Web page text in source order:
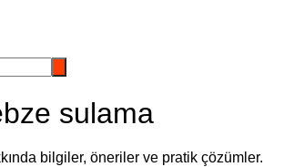
sulama
bilgiler, öneriler ve pratik çözümler.